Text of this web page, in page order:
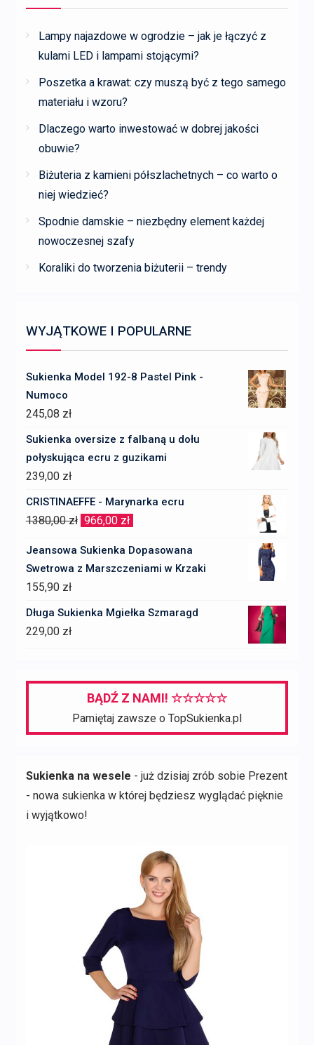
Lampy najazdowe w ogrodzie – jak je łączyć z
kulami LED i lampami stojącymi?
Poszetka a krawat: czy muszą być z tego samego
materiału i wzoru?
Dlaczego warto inwestować w dobrej jakości
obuwie?
Biżuteria z kamieni półszlachetnych – co warto o
niej wiedzieć?
Spodnie damskie – niezbędny element każdej
nowoczesnej szafy
Koraliki do tworzenia biżuterii – trendy
WYJĄTKOWE I POPULARNE
Sukienka Model 192-8 Pastel Pink -
Numoco
245,08 zł
Sukienka oversize z falbaną u dołu
połyskująca ecru z guzikami
239,00 zł
CRISTINAEFFE - Marynarka ecru
1380,00zł Pierwotna
966,00 zł
wynosi:
Jeansowa Sukienka Dopasowana
Swetrowa z Marszczeniami w Krzaki
155,90 zł
Długa Sukienka Mgiełka Szmaragd
229,00 zł
BĄDŹ Z NAMI! ☆☆☆☆☆
Pamiętaj zawsze o TopSukienka.pl
Sukienka na wesele - już dzisiaj zrób sobie Prezent
- nowa sukienka w której będziesz wyglądać pięknie
i wyjątkowo!